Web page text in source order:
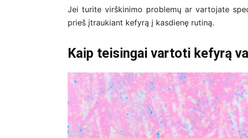
Jei turite virškinimo problemų ar vartojate
prieš įtraukiant kefyrą į kasdienę rutiną.
Kaip teisingai vartoti kefyrą